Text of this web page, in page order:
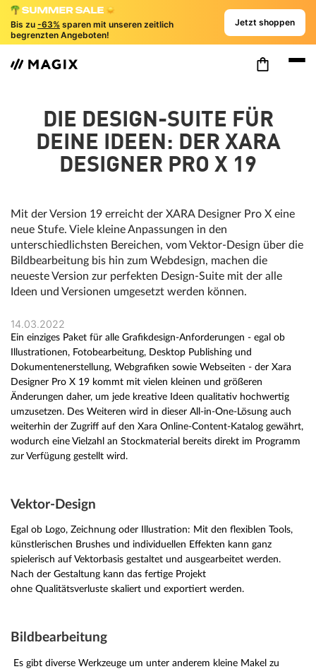
Bis zu -63% sparen mit unseren zeitlich
begrenzten Angeboten!
Jetzt shoppen
DIE DESIGN-SUITE FÜR
DEINE IDEEN: DER XARA
DESIGNER PRO X 19
Mit der Version 19 erreicht der XARA Designer Pro X eine
neue Stufe. Viele kleine Anpassungen in den
unterschiedlichsten Bereichen, vom Vektor-Design über die
Bildbearbeitung bis hin zum Webdesign, machen die
neueste Version zur perfekten Design-Suite mit der alle
Ideen und Versionen umgesetzt werden können.
14.03.2022
Ein einziges Paket für alle Grafikdesign-Anforderungen - egal ob
Illustrationen, Fotobearbeitung, Desktop Publishing und
Dokumentenerstellung, Webgrafiken sowie Webseiten - der Xara
Designer Pro X 19 kommt mit vielen kleinen und größeren
Änderungen daher, um jede kreative Ideen qualitativ hochwertig
umzusetzen. Des Weiteren wird in dieser All-in-One-Lösung auch
weiterhin der Zugriff auf den Xara Online-Content-Katalog gewährt,
wodurch eine Vielzahl an Stockmaterial bereits direkt im Programm
zur Verfügung gestellt wird.
Vektor-Design
Egal ob Logo, Zeichnung oder Illustration: Mit den flexiblen Tools,
künstlerischen Brushes und individuellen Effekten kann ganz
spielerisch auf Vektorbasis gestaltet und ausgearbeitet werden.
Nach der Gestaltung kann das fertige Projekt
ohne Qualitätsverluste skaliert und exportiert werden.
Bildbearbeitung
Es gibt diverse Werkzeuge um unter anderem kleine Makel zu